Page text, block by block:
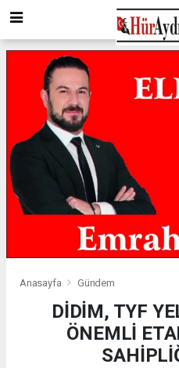
Anasayfa Gündem
DİDİM, TYF
ÖNEMLİ